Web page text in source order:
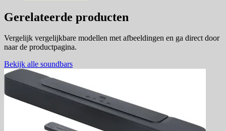
Gerelateerde producten
Vergelijk vergelijkbare modellen met afbeeldingen en ga direct door
naar de productpagina.
Bekijk alle soundbars